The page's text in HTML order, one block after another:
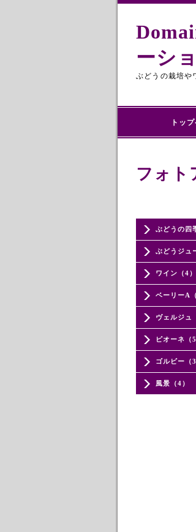
ーシ
ぶどうの栽培や
トッ
ぶどうの四
ぶどうジュ
ワイン（4）
ベーリーA
ヴェルジュ
ピオーネ（5
ゴルビー（3
風景（4）
フォト